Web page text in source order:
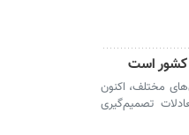
کشور است
مختلف، اکنون
تصمیم‌گیری